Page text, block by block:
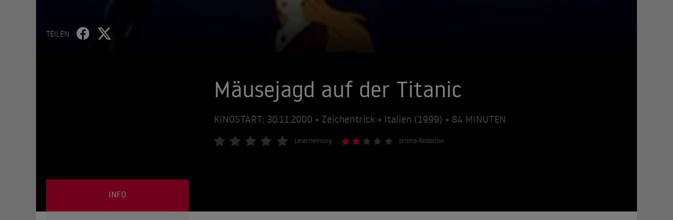
TEILEN
Mäusejagd auf der Titanic
KINOSTART: 30.11.2000 • Zeichentrick • Italien (1999) • 84 MINUTEN
Lesermeinung prisma-Redaktion
INFO